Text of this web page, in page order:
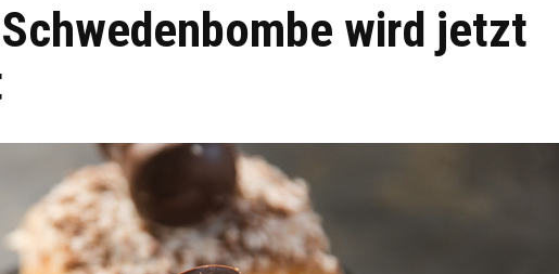
wird jetzt